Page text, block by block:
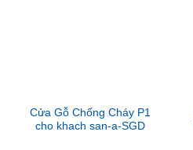
Cửa Gỗ Chống Cháy P1
cho khach san-a-SGD